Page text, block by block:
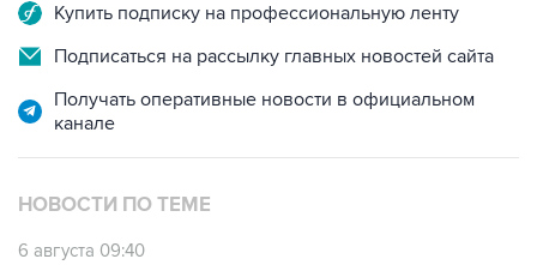
Купить подписку на профессиональную ленту
Подписаться на рассылку главных новостей сайта
Получать оперативные новости в официальном
канале
НОВОСТИ ПО ТЕМЕ
6 августа 09:40